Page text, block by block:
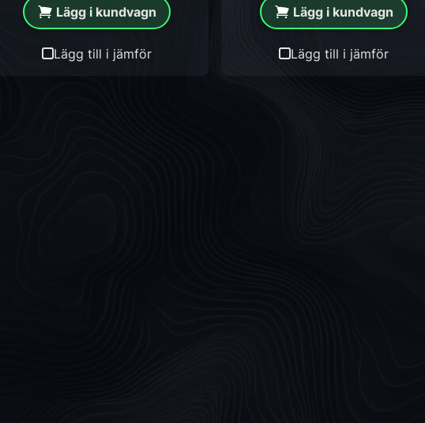
Lägg i kundvagn
Lägg till i jämför
Lägg i kundvagn
Lägg till i jämför